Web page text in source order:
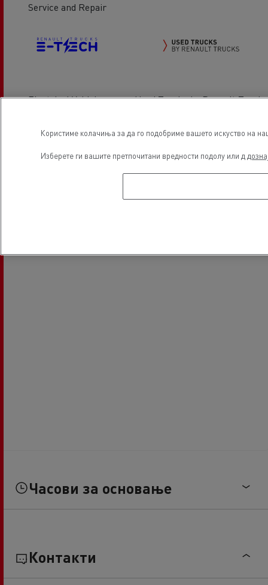
Service and Repair
Electrical Vehicles Used Trucks by Renault Trucks
Локација
Часови за основање
Контакти
Користиме колачиња за да го подобриме вашето искуство на
Изберете ги вашите претпочитани вредности подолу или д